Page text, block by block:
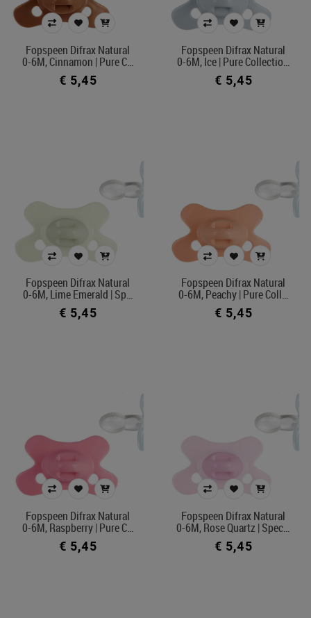
Fopspeen Difrax Natural
0-6M, Cinnamon | Pure C…
€ 5,45
Fopspeen Difrax Natural
0-6M, Ice | Pure Collectio…
€ 5,45
Fopspeen Difrax Natural
0-6M, Lime Emerald | Sp…
€ 5,45
Fopspeen Difrax Natural
0-6M, Peachy | Pure Coll…
€ 5,45
Fopspeen Difrax Natural
0-6M, Raspberry | Pure C…
€ 5,45
Fopspeen Difrax Natural
0-6M, Rose Quartz | Spec…
€ 5,45